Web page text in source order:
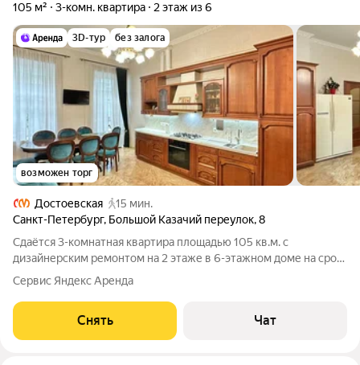
105 м² 3-комн. квартира 2 этаж из 6
3D-тур без залога
возможен торг
Достоевская
15 мин.
Санкт-Петербург, Большой Казачий переулок,8
Сдаётся 3-комнатная квартира площадью 105 кв.м. с
дизайнерским ремонтом на 2 этаже в 6-этажном доме на срок
от 11 месяцев. Из техники есть: Телевизор Духовой шкаф
Стиральная машина Холодильник Посудомоечная машина
Бойлер Микроволновка Пылесос
Сервис Яндекс Аренда
Снять Чат